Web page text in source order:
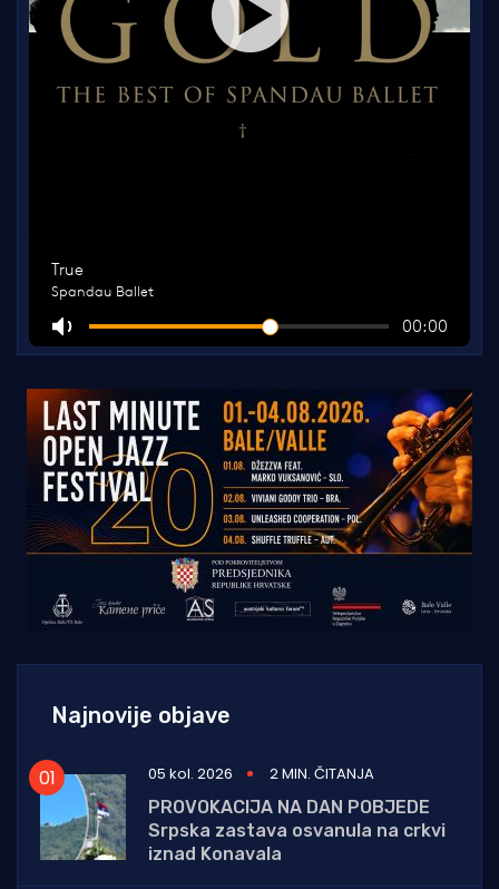
Najnovije objave
05 kol. 2026
2 MIN. ČITANJA
PROVOKACIJA NA DAN POBJEDE
Srpska zastava osvanula na crkvi
iznad Konavala